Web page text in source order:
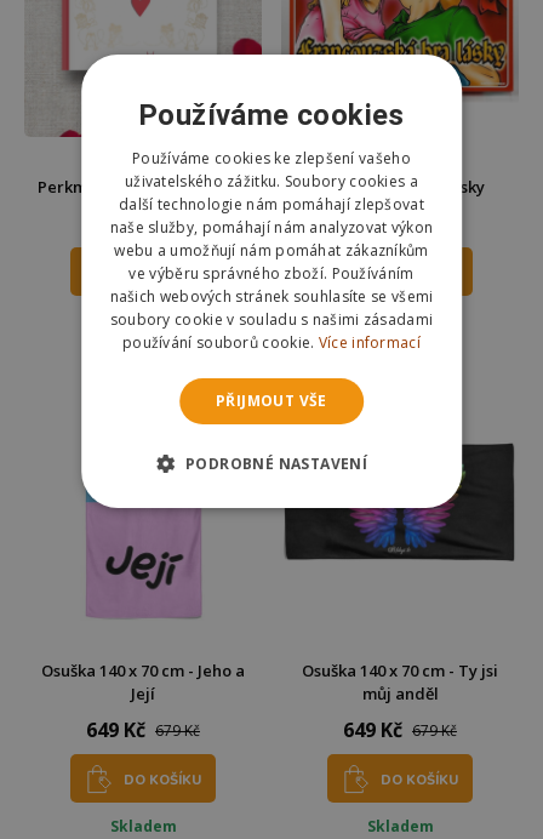
Perkman Kniha Rok s Tebou
349 Kč
DO KOŠÍKU
Skladem
Odešlemezítra
Francouzská hra lásky
269 Kč 280 Kč
DO KOŠÍKU
Skladem
Odešlemezítra
Osuška 140 x 70 cm - Jeho a
Její
649 Kč 679 Kč
DO KOŠÍKU
Skladem
Osuška 140 x 70 cm - Ty jsi
můj anděl
649 Kč 679 Kč
DO KOŠÍKU
Skladem
Používáme cookies
Používáme cookies ke zlepšení vašeho
uživatelského zážitku. Soubory cookies a
další technologie nám pomáhají zlepšovat
naše služby, pomáhají nám analyzovat výkon
webu a umožňují nám pomáhat zákazníkům
ve výběru správného zboží. Používáním
našich webových stránek souhlasíte se všemi
soubory cookie v souladu s našimi zásadami
používání souborů cookie. Více informací
PŘIJMOUT VŠE
PODROBNÉ NASTAVENÍ